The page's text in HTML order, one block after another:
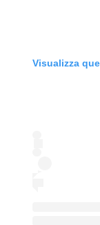
Visualizza